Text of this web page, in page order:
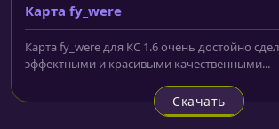
Карта fy_were
Карта fy_were для КС 1.6 очень достойно
эффектными и красивыми качественными...
Скачать